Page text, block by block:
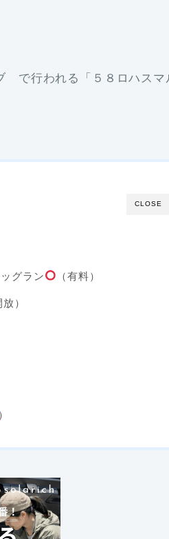
で行われる「５８ロハスマ
CLOSE
ッグラン （有料）
）
）